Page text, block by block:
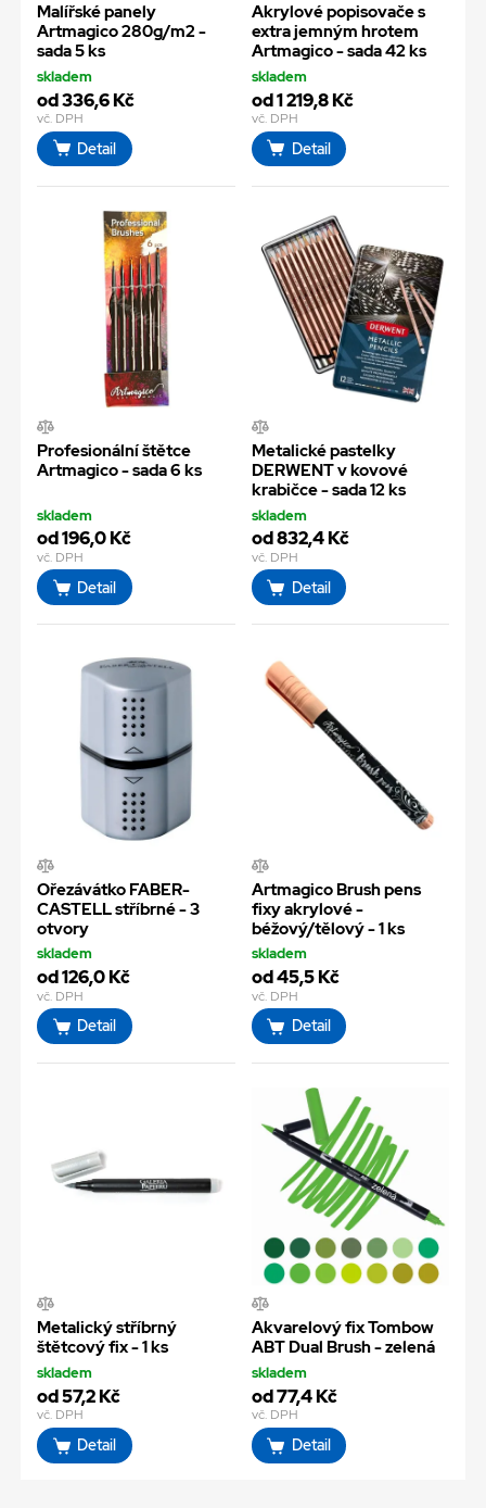
Malířské panely
Artmagico 280g/m2 -
sada 5 ks
skladem
od 336,6 Kč
vč. DPH
Detail
Akrylové popisovače s
extra jemným hrotem
Artmagico - sada 42 ks
skladem
od 1 219,8 Kč
vč. DPH
Detail
Profesionální štětce
Artmagico - sada 6 ks
skladem
od 196,0 Kč
vč. DPH
Detail
Metalické pastelky
DERWENT v kovové
krabičce - sada 12 ks
skladem
od 832,4 Kč
vč. DPH
Detail
Ořezávátko FABER-
CASTELL stříbrné - 3
otvory
skladem
od 126,0 Kč
vč. DPH
Detail
Artmagico Brush pens
fixy akrylové -
béžový/tělový - 1 ks
skladem
od 45,5 Kč
vč. DPH
Detail
Metalický stříbrný
štětcový fix - 1 ks
skladem
od 57,2 Kč
vč. DPH
Detail
Akvarelový fix Tombow
ABT Dual Brush - zelená
skladem
od 77,4 Kč
vč. DPH
Detail